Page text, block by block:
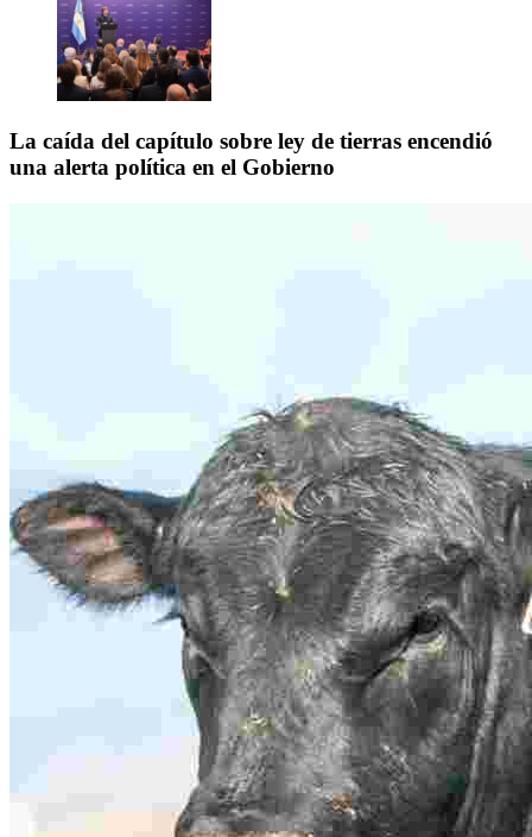
La caída del capítulo sobre ley de tierras encendió
una alerta política en el Gobierno